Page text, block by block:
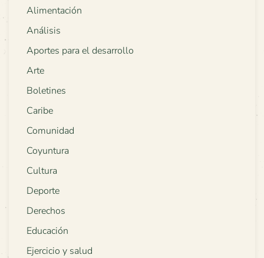
Alimentación
Análisis
Aportes para el desarrollo
Arte
Boletines
Caribe
Comunidad
Coyuntura
Cultura
Deporte
Derechos
Educación
Ejercicio y salud